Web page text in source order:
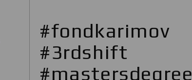
#fondkarimov
#3rdshift
#mastersdegree